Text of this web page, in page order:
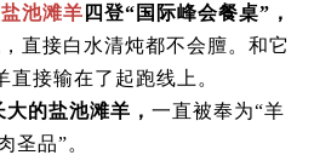
池滩羊 四登“国际峰会餐桌”，
直接白水清炖都不会膻。和它
直接输在了起跑线上。
的盐池滩羊， 一直被奉为“羊
圣品”。